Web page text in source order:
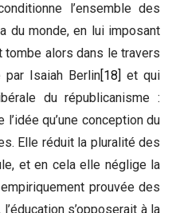
l’ensemble des
du monde, en lui imposant
tombe alors dans le travers
par Isaiah Berlin [18]
et qui
du républicanisme :
qu’une conception du
Elle réduit la pluralité des
et en cela elle néglige la
prouvée des
s’opposerait à la